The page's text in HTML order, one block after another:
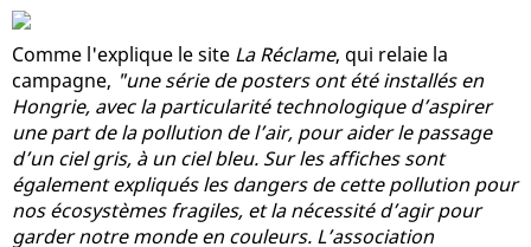
Comme l'explique le site La Réclame, qui relaie la
campagne, "une série de posters ont été installés en
Hongrie, avec la particularité technologique d’aspirer
une part de la pollution de l’air, pour aider le passage
d’un ciel gris, à un ciel bleu. Sur les affiches sont
également expliqués les dangers de cette pollution pour
nos écosystèmes fragiles, et la nécessité d’agir pour
garder notre monde en couleurs. L’association